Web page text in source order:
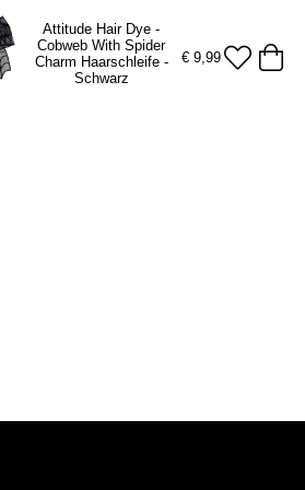
Attitude Hair Dye -
Cobweb With Spider
Charm Haarschleife -
Schwarz
€ 9,99